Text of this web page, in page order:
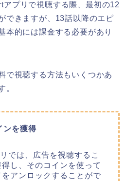
プリで視聴する際、最初の12
できますが、13話以降のエピ
本的には課金する必要があり
で視聴する方法もいくつかあ
。
ンを獲得
では、広告を視聴するこ
し、そのコインを使って
アンロックすることがで